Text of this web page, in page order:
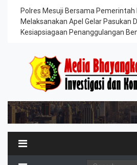
Polres Mesuji Bersama Pemerintah
Melaksanakan Apel Gelar Pasukan
Kesiapsiagaan Penanggulangan